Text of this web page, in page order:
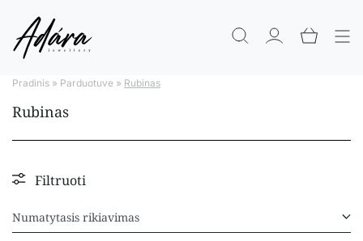
Pradinis » Parduotuve » Rubinas
Rubinas
Filtruoti